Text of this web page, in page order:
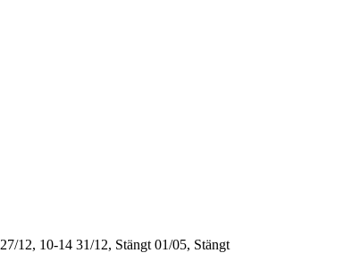
27/12, 10-14 31/12, Stängt 01/05, Stängt